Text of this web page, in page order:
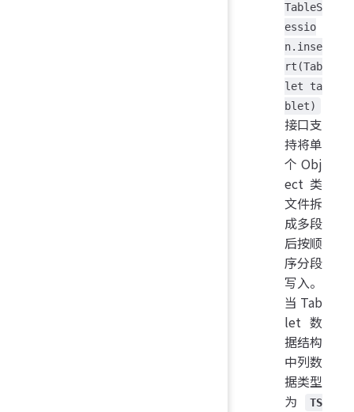
TableS
essio
n.inse
rt(Tab
let ta
blet)
接口支
持将单
个 Obj
ect 类
文件拆
成多段
后按顺
序分段
写入。
当 Tab
let 数
据结构
中列数
据类型
为
TS